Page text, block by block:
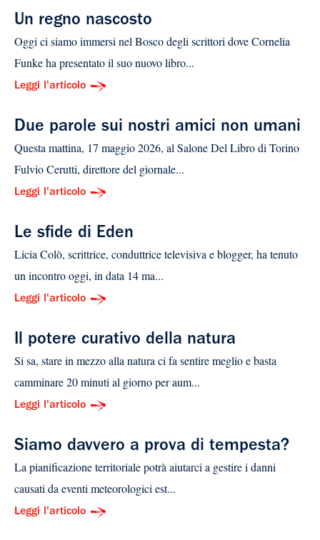
Un regno nascosto
Oggi ci siamo immersi nel Bosco degli scrittori dove Cornelia
Funke ha presentato il suo nuovo libro...
Leggi l'articolo
Due parole sui nostri amici non umani
Questa mattina, 17 maggio 2026, al Salone Del Libro di Torino
Fulvio Cerutti, direttore del giornale...
Leggi l'articolo
Le sfide di Eden
Licia Colò, scrittrice, conduttrice televisiva e blogger, ha tenuto
un incontro oggi, in data 14 ma...
Leggi l'articolo
Il potere curativo della natura
Si sa, stare in mezzo alla natura ci fa sentire meglio e basta
camminare 20 minuti al giorno per aum...
Leggi l'articolo
Siamo davvero a prova di tempesta?
La pianificazione territoriale potrà aiutarci a gestire i danni
causati da eventi meteorologici est...
Leggi l'articolo